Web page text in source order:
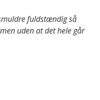
fuldstændig så
uden at det hele går